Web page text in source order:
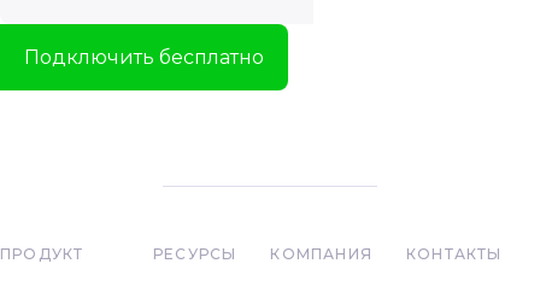
ПРОДУКТ РЕСУРСЫ КОМПАНИЯ КОНТАКТЫ